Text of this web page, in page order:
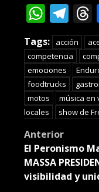
Tags: acción
competencia
emociones
foodtrucks
motos
música en
locales
show de
Post
Anterior
El Peronismo
MASSA
visibilidad y